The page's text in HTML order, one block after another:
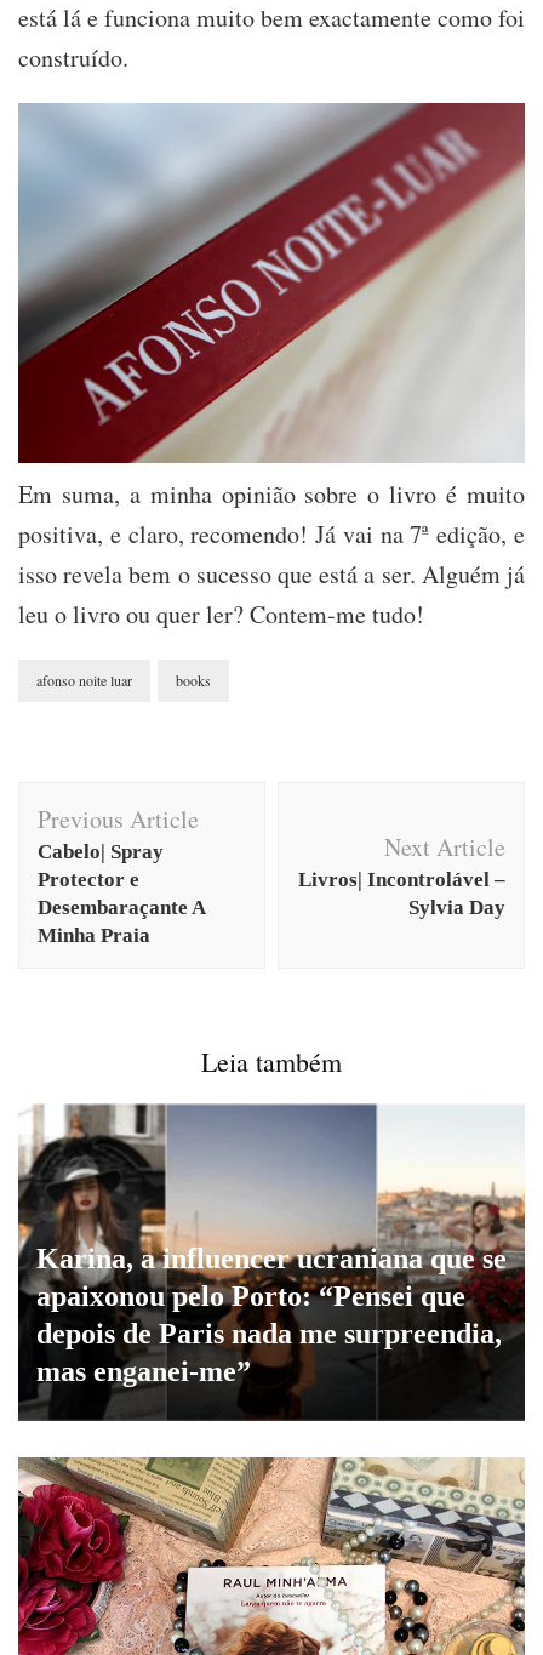
está lá e funciona muito bem exactamente como foi
construído.
Em suma, a minha opinião sobre o livro é muito
positiva, e claro, recomendo! Já vai na 7ª edição, e
isso revela bem o sucesso que está a ser. Alguém já
leu o livro ou quer ler? Contem-me tudo!
afonso noite luar books
Post
Navigation
Previous Article
Cabelo| Spray
Protector e
Desembaraçante A
Minha Praia
Next Article
Livros| Incontrolável –
Sylvia Day
Leia também
Karina, a influencer ucraniana que se
apaixonou pelo Porto: “Pensei que
depois de Paris nada me surpreendia,
mas enganei-me”